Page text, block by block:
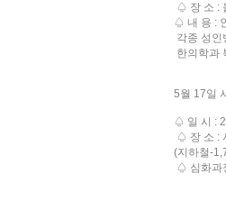
♤ 장 소 :
♤ 내 용 :
각종 성인
한의학과
5월 17일
♤ 일 시 :
♤ 장 소 :
(지하철-
♤ 심화과